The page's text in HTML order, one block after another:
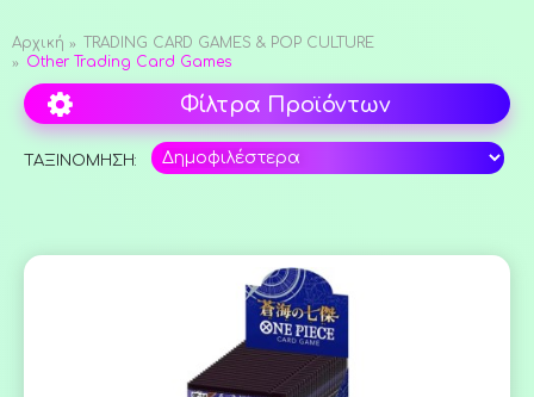
Αρχική
TRADING CARD GAMES & POP CULTURE
Other Trading Card Games
Φίλτρα Προϊόντων
ΤΑΞΙΝΟΜΗΣΗ: